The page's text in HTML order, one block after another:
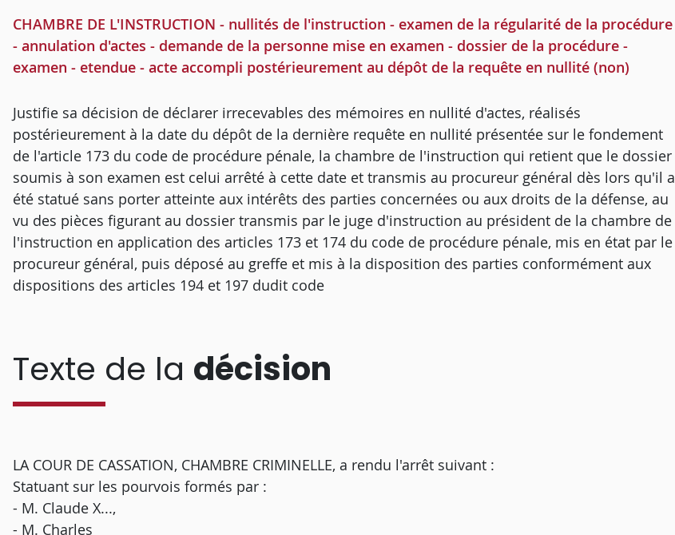
CHAMBRE DE L'INSTRUCTION - nullités de l'instruction - examen de la régularité de la procédure
- annulation d'actes - demande de la personne mise en examen - dossier de la procédure -
examen - etendue - acte accompli postérieurement au dépôt de la requête en nullité (non)
Justifie sa décision de déclarer irrecevables des mémoires en nullité d'actes, réalisés
postérieurement à la date du dépôt de la dernière requête en nullité présentée sur le fondement
de l'article 173 du code de procédure pénale, la chambre de l'instruction qui retient que le dossier
soumis à son examen est celui arrêté à cette date et transmis au procureur général dès lors qu'il a
été statué sans porter atteinte aux intérêts des parties concernées ou aux droits de la défense, au
vu des pièces figurant au dossier transmis par le juge d'instruction au président de la chambre de
l'instruction en application des articles 173 et 174 du code de procédure pénale, mis en état par le
procureur général, puis déposé au greffe et mis à la disposition des parties conformément aux
dispositions des articles 194 et 197 dudit code
Texte de la décision
LA COUR DE CASSATION, CHAMBRE CRIMINELLE, a rendu l'arrêt suivant :
Statuant sur les pourvois formés par :
- M. Claude X...,
- M. Charles